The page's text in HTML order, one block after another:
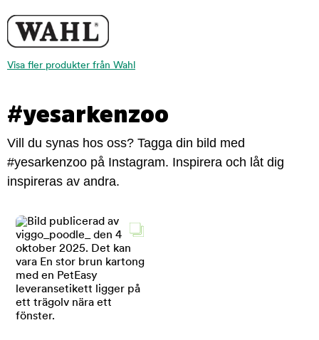
Visa fler produkter från Wahl
#yesarkenzoo
Vill du synas hos oss? Tagga din bild med
#yesarkenzoo på Instagram. Inspirera och låt dig
inspireras av andra.